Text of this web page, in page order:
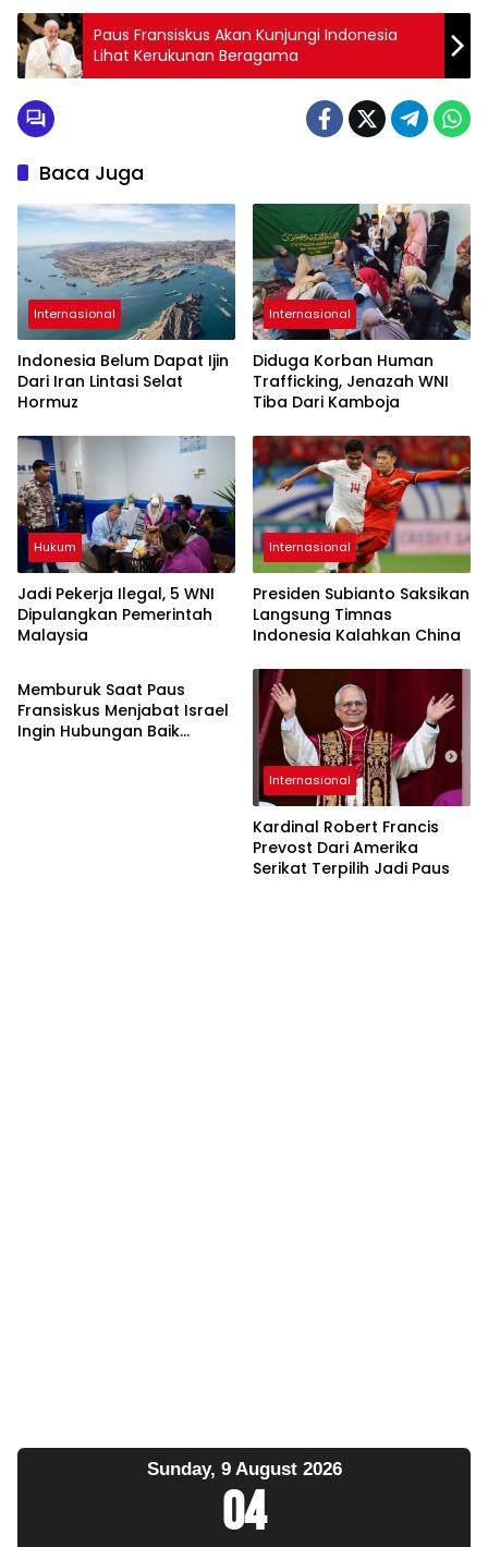
Paus Fransiskus Akan Kunjungi Indonesia
Lihat Kerukunan Beragama
Baca Juga
Internasional
Indonesia Belum Dapat Ijin
Dari Iran Lintasi Selat
Hormuz
Internasional
Diduga Korban Human
Trafficking, Jenazah WNI
Tiba Dari Kamboja
Hukum
Jadi Pekerja Ilegal, 5 WNI
Dipulangkan Pemerintah
Malaysia
Internasional
Presiden Subianto Saksikan
Langsung Timnas
Indonesia Kalahkan China
Internasional
Memburuk Saat Paus
Fransiskus Menjabat Israel
Ingin Hubungan Baik
Internasional
Kardinal Robert Francis
Prevost Dari Amerika
Serikat Terpilih Jadi Paus
Sunday, 9 August 2026
04